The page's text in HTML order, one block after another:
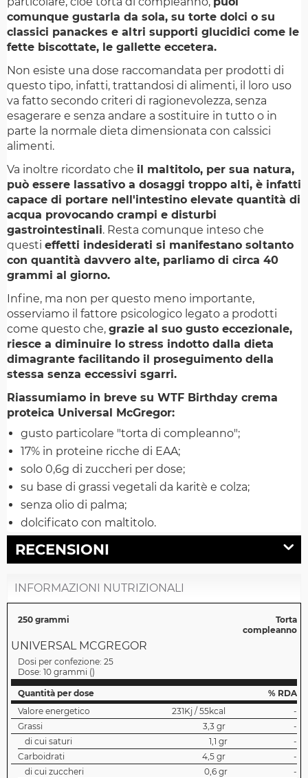
comunque gustarla da sola, su torte dolci o su
classici panackes e altri supporti glucidici come le
fette biscottate, le gallette eccetera.
Non esiste una dose raccomandata per prodotti di
questo tipo, infatti, trattandosi di alimenti, il loro uso
va fatto secondo criteri di ragionevolezza, senza
esagerare e senza andare a sostituire in tutto o in
parte la normale dieta dimensionata con calssici
alimenti.
Va inoltre ricordato che il maltitolo, per sua natura,
può essere lassativo a dosaggi troppo alti, è infatti
capace di portare nell'intestino elevate quantità di
acqua provocando crampi e disturbi
gastrointestinali. Resta comunque inteso che
questi effetti indesiderati si manifestano soltanto
con quantità davvero alte, parliamo di circa 40
grammi al giorno.
Infine, ma non per questo meno importante,
osserviamo il fattore psicologico legato a prodotti
come questo che, grazie al suo gusto eccezionale,
riesce a diminuire lo stress indotto dalla dieta
dimagrante facilitando il proseguimento della
stessa senza eccessivi sgarri.
Riassumiamo in breve su WTF Birthday crema
proteica Universal McGregor:
gusto particolare "torta di compleanno";
17% in proteine ricche di EAA;
solo 0,6g di zuccheri per dose;
su base di grassi vegetali da karitè e colza;
senza olio di palma;
dolcificato con maltitolo.
RECENSIONI
INFORMAZIONI NUTRIZIONALI
250 grammi
Torta
compleanno
UNIVERSAL MCGREGOR
Dosi per confezione: 25
Dose: 10 grammi ()
Quantità per dose
% RDA
Valore energetico
231Kj / 55kcal
-
Grassi
3,3 gr
-
di cui saturi
1,1 gr
-
Carboidrati
4,5 gr
-
di cui zuccheri
0,6 gr
-